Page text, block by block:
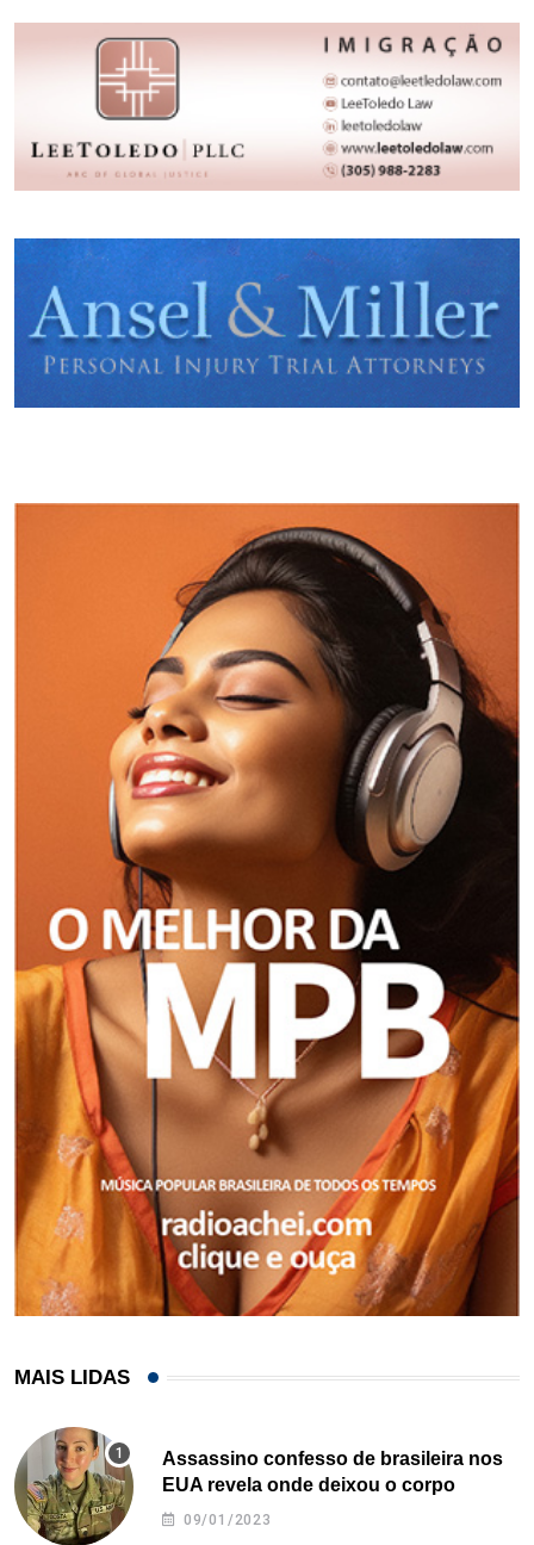
MAIS LIDAS
Assassino confesso de brasileira nos
EUA revela onde deixou o corpo
09/01/2023